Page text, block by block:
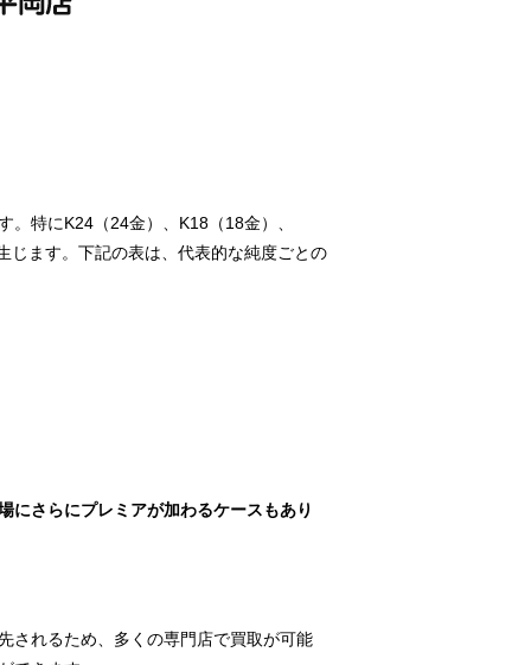
特にK24（24金）、K18（18金）、
じます。下記の表は、代表的な純度ごとの
にさらにプレミアが加わるケースもあり
されるため、多くの専門店で買取が可能